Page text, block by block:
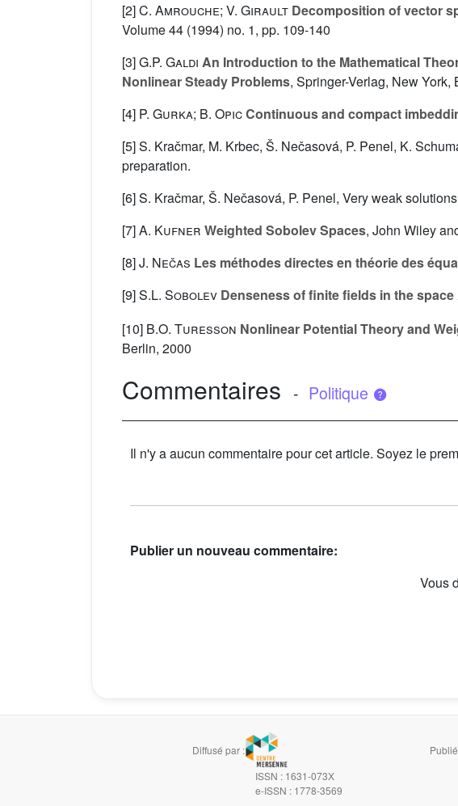
[2]C. Amrouche; V. Girault Decomposition of vector
Volume 44 (1994) no. 1, pp. 109-140
[3]G.P. Galdi An Introduction to the Mathematical
Nonlinear Steady Problems, Springer-Verlag, New
[4] P. Gurka; B. OpicContinuous and compact
[5] S. Kračmar, M. Krbec, Š. Nečasová, P. Penel, K.
preparation.
[6] S. Kračmar, Š. Nečasová, P. Penel, Very weak
[7]A. Kufner Weighted Sobolev Spaces, John Wiley
[8]J. Nečas Les méthodes directes en théorie des
[9]S.L. Sobolev Denseness of finite fields in the space
[10] B.O. Turesson Nonlinear Potential Theory and
Berlin, 2000
Commentaires - Politique
Il n'y a aucun commentaire pour cet article. Soyez le
Publier un nouveau commentaire:
Vous
Diffusé par :
ISSN : 1631-073X
e-ISSN : 1778-3569